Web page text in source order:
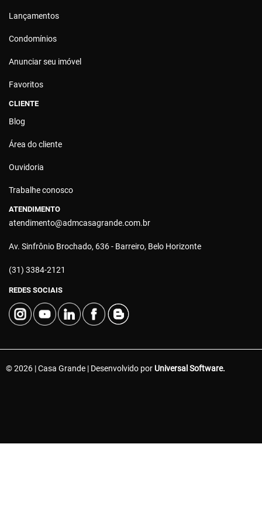
Lançamentos
Condomínios
Anunciar seu imóvel
Favoritos
CLIENTE
Blog
Área do cliente
Ouvidoria
Trabalhe conosco
ATENDIMENTO
atendimento@admcasagrande.com.br
Av. Sinfrônio Brochado, 636 - Barreiro, Belo Horizonte
(31) 3384-2121
REDES SOCIAIS
© 2026 | Casa Grande | Desenvolvido por Universal Software.